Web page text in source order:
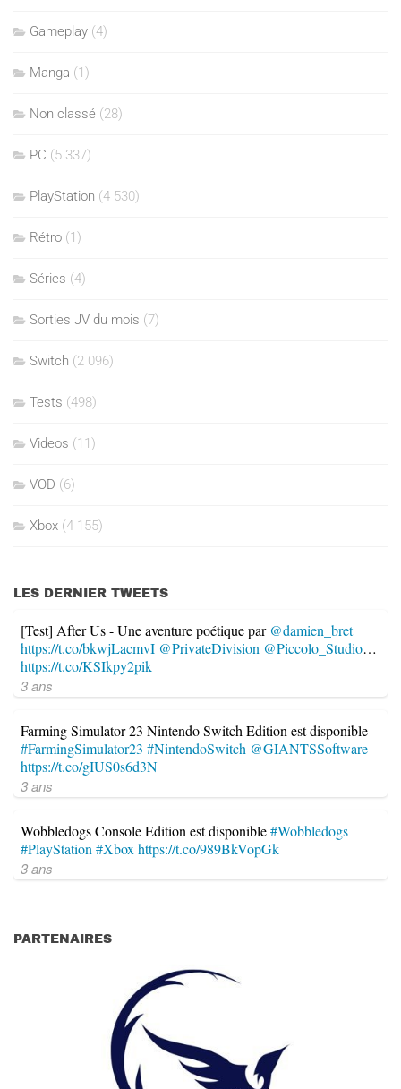
Gameplay (4)
Manga (1)
Non classé (28)
PC (5 337)
PlayStation (4 530)
Rétro (1)
Séries (4)
Sorties JV du mois (7)
Switch (2 096)
Tests (498)
Videos (11)
VOD (6)
Xbox (4 155)
LES DERNIER TWEETS
[Test] After Us - Une aventure poétique par @damien_bret
https://t.co/bkwjLacmvI @PrivateDivision @Piccolo_Studio…
https://t.co/KSIkpy2pik
3 ans
Farming Simulator 23 Nintendo Switch Edition est disponible
#FarmingSimulator23 #NintendoSwitch @GIANTSSoftware
https://t.co/gIUS0s6d3N
3 ans
Wobbledogs Console Edition est disponible#Wobbledogs
#PlayStation#Xboxhttps://t.co/989BkVopGk
3 ans
PARTENAIRES